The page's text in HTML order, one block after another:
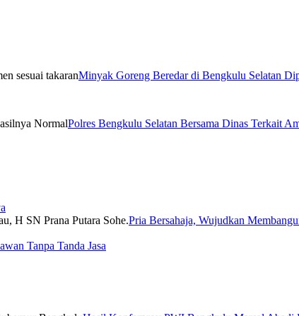
Minyak Goreng Beredar di Bengkulu Selatan
Polres Bengkulu Selatan Bersama Dinas Terkait
Pria Bersahaja, Wujudkan
Tanpa Tanda Jasa